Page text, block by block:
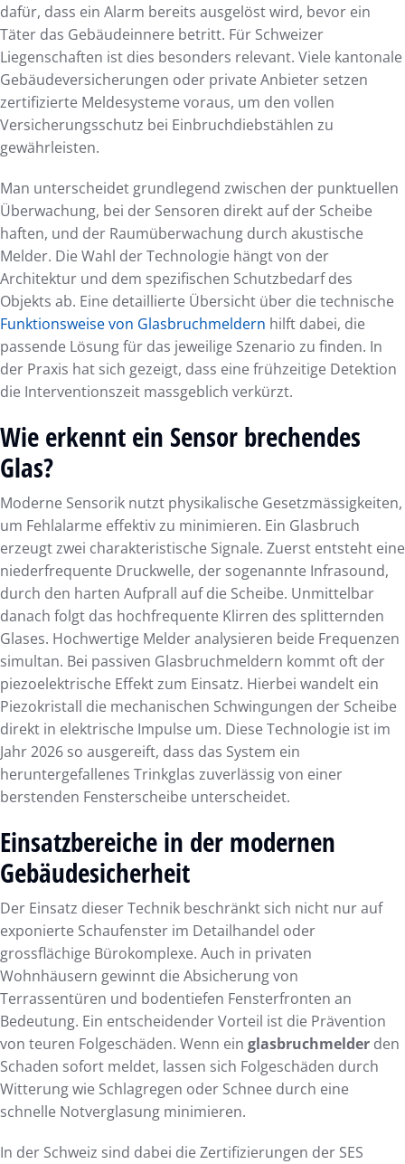
dafür, dass ein Alarm bereits ausgelöst wird, bevor ein
Täter das Gebäudeinnere betritt. Für Schweizer
Liegenschaften ist dies besonders relevant. Viele kantonale
Gebäudeversicherungen oder private Anbieter setzen
zertifizierte Meldesysteme voraus, um den vollen
Versicherungsschutz bei Einbruchdiebstählen zu
gewährleisten.
Man unterscheidet grundlegend zwischen der punktuellen
Überwachung, bei der Sensoren direkt auf der Scheibe
haften, und der Raumüberwachung durch akustische
Melder. Die Wahl der Technologie hängt von der
Architektur und dem spezifischen Schutzbedarf des
Objekts ab. Eine detaillierte Übersicht über die technische
Funktionsweise von Glasbruchmeldern hilft dabei, die
passende Lösung für das jeweilige Szenario zu finden. In
der Praxis hat sich gezeigt, dass eine frühzeitige Detektion
die Interventionszeit massgeblich verkürzt.
Wie erkennt ein Sensor brechendes
Glas?
Moderne Sensorik nutzt physikalische Gesetzmässigkeiten,
um Fehlalarme effektiv zu minimieren. Ein Glasbruch
erzeugt zwei charakteristische Signale. Zuerst entsteht eine
niederfrequente Druckwelle, der sogenannte Infrasound,
durch den harten Aufprall auf die Scheibe. Unmittelbar
danach folgt das hochfrequente Klirren des splitternden
Glases. Hochwertige Melder analysieren beide Frequenzen
simultan. Bei passiven Glasbruchmeldern kommt oft der
piezoelektrische Effekt zum Einsatz. Hierbei wandelt ein
Piezokristall die mechanischen Schwingungen der Scheibe
direkt in elektrische Impulse um. Diese Technologie ist im
Jahr 2026 so ausgereift, dass das System ein
heruntergefallenes Trinkglas zuverlässig von einer
berstenden Fensterscheibe unterscheidet.
Einsatzbereiche in der modernen
Gebäudesicherheit
Der Einsatz dieser Technik beschränkt sich nicht nur auf
exponierte Schaufenster im Detailhandel oder
grossflächige Bürokomplexe. Auch in privaten
Wohnhäusern gewinnt die Absicherung von
Terrassentüren und bodentiefen Fensterfronten an
Bedeutung. Ein entscheidender Vorteil ist die Prävention
von teuren Folgeschäden. Wenn ein glasbruchmelder den
Schaden sofort meldet, lassen sich Folgeschäden durch
Witterung wie Schlagregen oder Schnee durch eine
schnelle Notverglasung minimieren.
In der Schweiz sind dabei die Zertifizierungen der SES